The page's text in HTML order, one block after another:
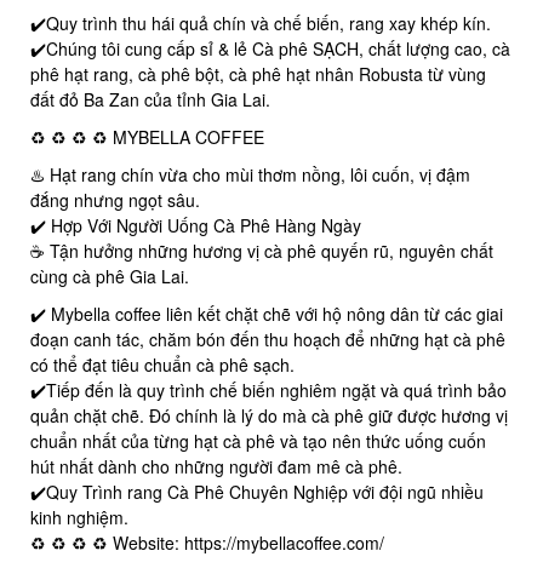
✔️Quy trình thu hái quả chín và chế biến, rang xay khép kín.
✔️Chúng tôi cung cấp sỉ & lẻ Cà phê SẠCH, chất lượng cao, cà
phê hạt rang, cà phê bột, cà phê hạt nhân Robusta từ vùng
đất đỏ Ba Zan của tỉnh Gia Lai.
♻️ ♻️ ♻️ ♻️ MYBELLA COFFEE
♨️ Hạt rang chín vừa cho mùi thơm nồng, lôi cuốn, vị đậm
đắng nhưng ngọt sâu.
✔️ Hợp Với Người Uống Cà Phê Hàng Ngày
☕️ Tận hưởng những hương vị cà phê quyến rũ, nguyên chất
cùng cà phê Gia Lai.
✔️ Mybella coffee liên kết chặt chẽ với hộ nông dân từ các giai
đoạn canh tác, chăm bón đến thu hoạch để những hạt cà phê
có thể đạt tiêu chuẩn cà phê sạch.
✔️Tiếp đến là quy trình chế biến nghiêm ngặt và quá trình bảo
quản chặt chẽ. Đó chính là lý do mà cà phê giữ được hương vị
chuẩn nhất của từng hạt cà phê và tạo nên thức uống cuốn
hút nhất dành cho những người đam mê cà phê.
✔️Quy Trình rang Cà Phê Chuyên Nghiệp với đội ngũ nhiều
kinh nghiệm.
♻️ ♻️ ♻️ ♻️ Website: https://mybellacoffee.com/